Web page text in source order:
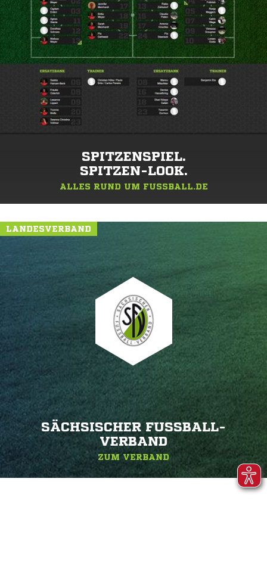
SPITZENSPIEL.
SPITZEN-LOOK.
ALLES RUND UM FUSSBALL.DE
LANDESVERBAND
SÄCHSISCHER FUSSBALL-V
ERBAND
ZUM VERBAND